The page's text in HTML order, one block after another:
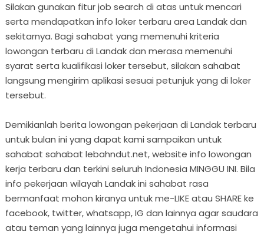
Silakan gunakan fitur job search di atas untuk mencari
serta mendapatkan info loker terbaru area Landak dan
sekitarnya. Bagi sahabat yang memenuhi kriteria
lowongan terbaru di Landak dan merasa memenuhi
syarat serta kualifikasi loker tersebut, silakan sahabat
langsung mengirim aplikasi sesuai petunjuk yang di loker
tersebut.
Demikianlah berita lowongan pekerjaan di Landak terbaru
untuk bulan ini yang dapat kami sampaikan untuk
sahabat sahabat lebahndut.net, website info lowongan
kerja terbaru dan terkini seluruh Indonesia MINGGU INI. Bila
info pekerjaan wilayah Landak ini sahabat rasa
bermanfaat mohon kiranya untuk me-LIKE atau SHARE ke
facebook, twitter, whatsapp, IG dan lainnya agar saudara
atau teman yang lainnya juga mengetahui informasi